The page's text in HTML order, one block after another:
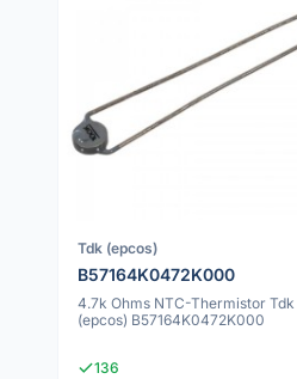
Tdk (epcos)
B57164K0472K000
4.7k Ohms NTC-Thermistor Tdk
(epcos) B57164K0472K000
136